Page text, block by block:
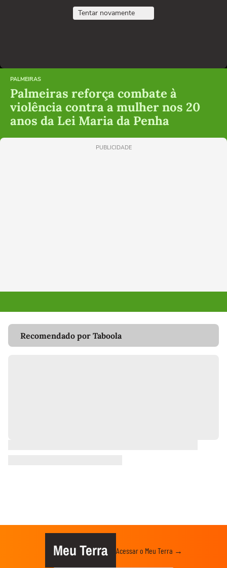
Tentar novamente
PALMEIRAS
Palmeiras reforça combate à
violência contra a mulher nos 20
anos da Lei Maria da Penha
PUBLICIDADE
Recomendado por Taboola
Meu Terra Acessar o Meu Terra →